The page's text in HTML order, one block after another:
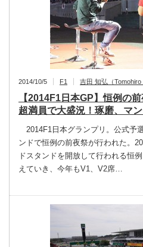
2014/10/5 F1 吉田 知弘（Tomohiro
【2014F1日本GP】恒例の
超満員で大盛況！琢磨、マン
2014F1日本グランプリ。公式予
ンドで恒例の前夜祭が行われた。
ドスタンドを開放して行われる恒
えていき、今年もV1、V2席…